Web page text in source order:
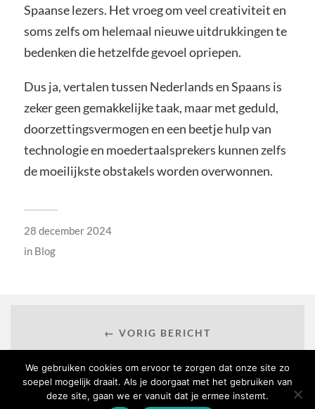
Spaanse lezers. Het vroeg om veel creativiteit en
soms zelfs om helemaal nieuwe uitdrukkingen te
bedenken die hetzelfde gevoel opriepen.
Dus ja, vertalen tussen Nederlands en Spaans is
zeker geen gemakkelijke taak, maar met geduld,
doorzettingsvermogen en een beetje hulp van
technologie en moedertaalsprekers kunnen zelfs
de moeilijkste obstakels worden overwonnen.
28 december 2024
in Blog
← VORIG BERICHT
VOLGEND BERICHT →
We gebruiken cookies om ervoor te zorgen dat onze site zo
soepel mogelijk draait. Als je doorgaat met het gebruiken van
deze site, gaan we er vanuit dat je ermee instemt.